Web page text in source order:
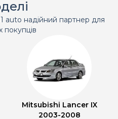
auto надійний партнер для
покупців
Mitsubishi Lancer IX
2003-2008